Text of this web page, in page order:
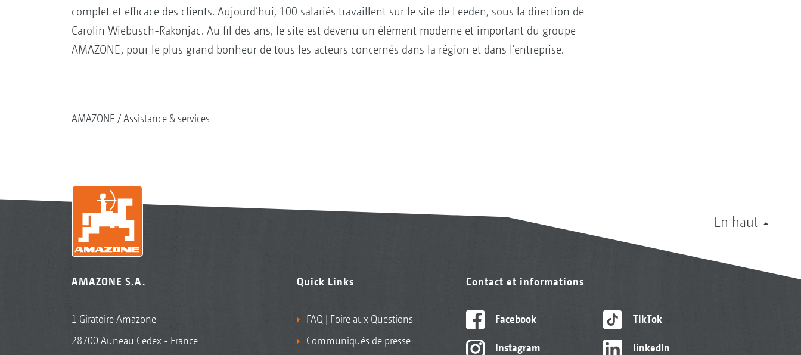
complet et efficace des clients. Aujourd’hui, 100 salariés travaillent sur le site de Leeden, sous la direction de
Carolin Wiebusch-Rakonjac. Au fil des ans, le site est devenu un élément moderne et important du groupe
AMAZONE, pour le plus grand bonheur de tous les acteurs concernés dans la région et dans l'entreprise.
AMAZONE Assistance & services
En haut
AMAZONE S.A.
1 Giratoire Amazone
28700 Auneau Cedex - France
Quick Links
FAQ | Foire aux Questions
Communiqués de presse
Contact et informations
Facebook
Instagram
TikTok
linkedIn